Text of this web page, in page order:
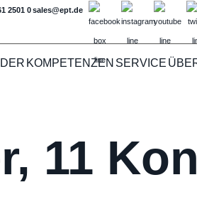
2501 0sales@ept.de
KOMPETENZEN SERVICE
11